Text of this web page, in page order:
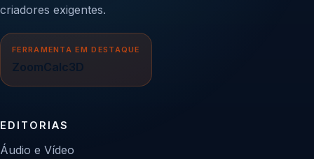
criadores exigentes.
FERRAMENTA EM DESTAQUE
ZoomCalc3D
EDITORIAS
Áudio e Vídeo